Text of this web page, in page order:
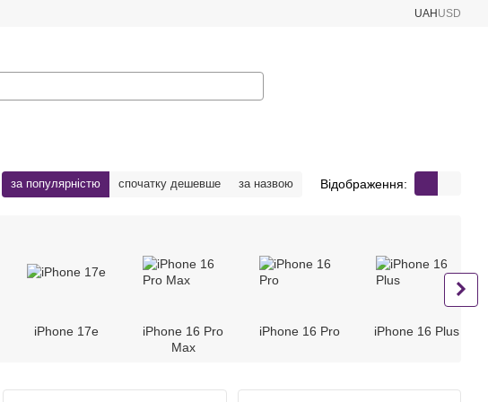
UAH USD
за популярністю спочатку дешевше за назвою Відображення:
iPhone 17e
iPhone 16 Pro
Max
iPhone 16 Pro iPhone 16 Plus